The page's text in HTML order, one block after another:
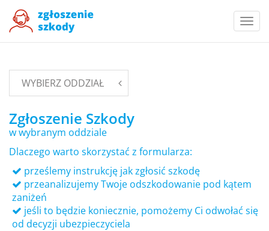
WYBIERZ ODDZIAŁ
Zgłoszenie Szkody
w wybranym oddziale
Dlaczego warto skorzystać z formularza:
prześlemy instrukcję jak zgłosić szkodę
przeanalizujemy Twoje odszkodowanie pod kątem
zaniżeń
jeśli to będzie koniecznie, pomożemy Ci odwołać się
od decyzji ubezpieczyciela